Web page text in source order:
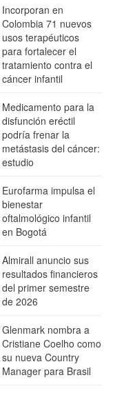
Incorporan en
Colombia 71 nuevos
usos terapéuticos
para fortalecer el
tratamiento contra el
cáncer infantil
Medicamento para la
disfunción eréctil
podría frenar la
metástasis del cáncer:
estudio
Eurofarma impulsa el
bienestar
oftalmológico infantil
en Bogotá
Almirall anuncio sus
resultados financieros
del primer semestre
de 2026
Glenmark nombra a
Cristiane Coelho como
su nueva Country
Manager para Brasil